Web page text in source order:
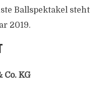
Ballspektakel steht
2019.
KG